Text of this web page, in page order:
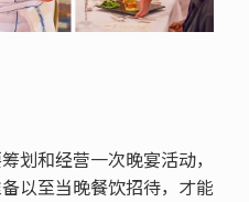
划和经营一次晚宴活动，
以至当晚餐饮招待，才能